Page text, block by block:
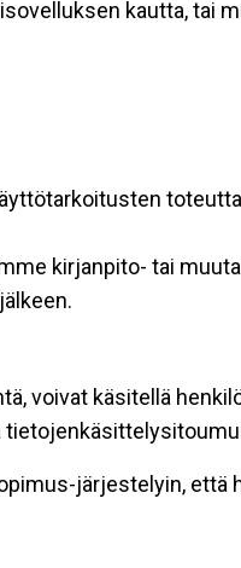
kautta, tai
kirjanpito- tai
voivat käsitellä
järjestelyin, että